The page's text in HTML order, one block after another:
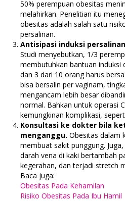
50% perempuan obesitas
melahirkan. Penelitian itu
obesitas adalah salah satu
persalinan.
Antisipasi induksi
Studi menyebutkan, 1/3
membutuhkan bantuan induksi
dan 3 dari 10 orang harus
bisa bersalin per vaginam,
mengancam lebih besar
normal. Bahkan untuk operasi
kemungkinan komplikasi,
Konsultasi ke dokter bila
menganggu. Obesitas dalam
membuat sakit punggung.
darah vena di kaki bertambah
kegerahan, dan terjadi stretch
Baca juga:
Obesitas Pada Kehamilan
Risiko Obesitas Pada Ibu Hamil